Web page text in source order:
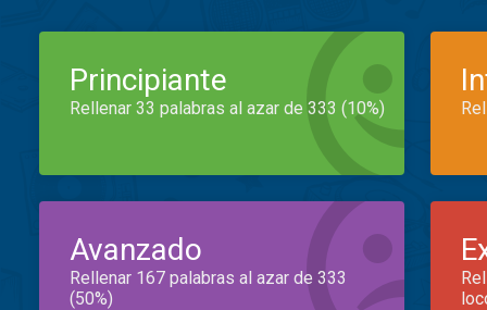
Principiante
Rellenar 33 palabras al azar de 333 (10%)
Avanzado
Rellenar 167 palabras al azar de 333
(50%)